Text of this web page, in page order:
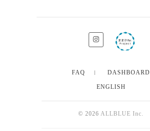
FAQ DASHBOARD
ENGLISH
© 2026 ALLBLUE Inc.